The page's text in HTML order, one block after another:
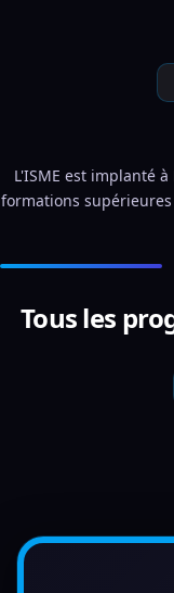
L'ISME est implanté
formations supérieures
Tous les